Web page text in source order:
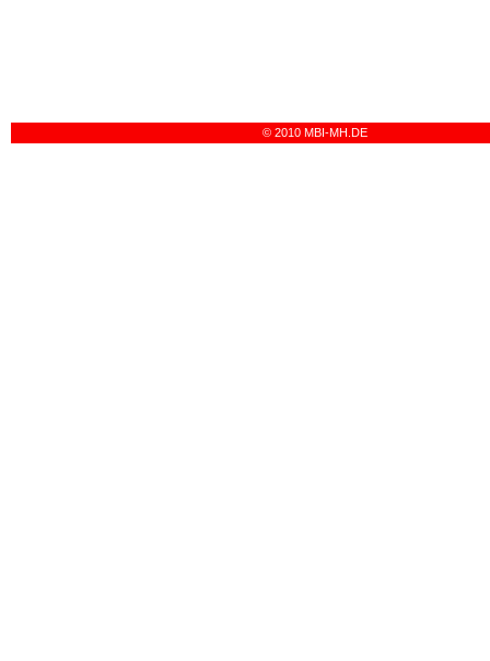
© 2010 MBI-MH.DE